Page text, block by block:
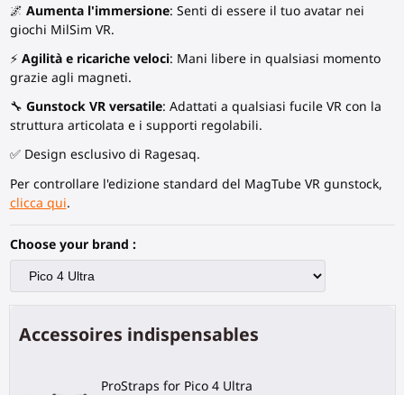
🌌 Aumenta l'immersione: Senti di essere il tuo avatar nei
giochi MilSim VR.
⚡ Agilità e ricariche veloci: Mani libere in qualsiasi momento
grazie agli magneti.
🔧 Gunstock VR versatile: Adattati a qualsiasi fucile VR con la
struttura articolata e i supporti regolabili.
✅ Design esclusivo di Ragesaq.
Per controllare l'edizione standard del MagTube VR gunstock,
clicca qui.
Choose your brand :
Accessoires indispensables
ProStraps for Pico 4 Ultra